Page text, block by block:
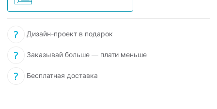
Дизайн-проект в подарок
Заказывай больше — плати меньше
Бесплатная доставка